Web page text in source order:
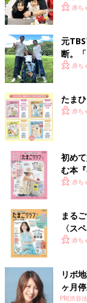
プロ赤ち
元
断。
らこ赤ち
たま
赤ち
初め
む本
赤ち
まる
〈ス
赤ち
リボ
ヶ月
PR(渋谷